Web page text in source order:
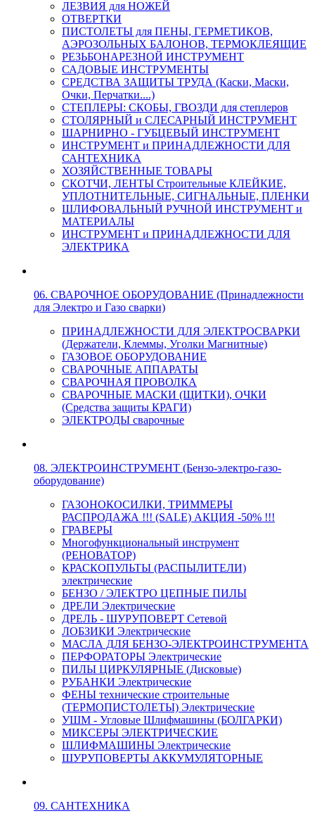
ЛЕЗВИЯ для НОЖЕЙ
ОТВЕРТКИ
ПИСТОЛЕТЫ для ПЕНЫ, ГЕРМЕТИКОВ,
АЭРОЗОЛЬНЫХ БАЛОНОВ, ТЕРМОКЛЕЯЩИЕ
РЕЗЬБОНАРЕЗНОЙ ИНСТРУМЕНТ
САДОВЫЕ ИНСТРУМЕНТЫ
СРЕДСТВА ЗАЩИТЫ ТРУДА (Каски, Маски,
Очки, Перчатки....)
СТЕПЛЕРЫ: СКОБЫ, ГВОЗДИ для степлеров
СТОЛЯРНЫЙ и СЛЕСАРНЫЙ ИНСТРУМЕНТ
ШАРНИРНО - ГУБЦЕВЫЙ ИНСТРУМЕНТ
ИНСТРУМЕНТ и ПРИНАДЛЕЖНОСТИ ДЛЯ
САНТЕХНИКА
ХОЗЯЙСТВЕННЫЕ ТОВАРЫ
СКОТЧИ, ЛЕНТЫ Строительные КЛЕЙКИЕ,
УПЛОТНИТЕЛЬНЫЕ, СИГНАЛЬНЫЕ, ПЛЕНКИ
ШЛИФОВАЛЬНЫЙ РУЧНОЙ ИНСТРУМЕНТ и
МАТЕРИАЛЫ
ИНСТРУМЕНТ и ПРИНАДЛЕЖНОСТИ ДЛЯ
ЭЛЕКТРИКА
06. СВАРОЧНОЕ ОБОРУДОВАНИЕ (Принадлежности
для Электро и Газо сварки)
ПРИНАДЛЕЖНОСТИ ДЛЯ ЭЛЕКТРОСВАРКИ
(Держатели, Клеммы, Уголки Магнитные)
ГАЗОВОЕ ОБОРУДОВАНИЕ
СВАРОЧНЫЕ АППАРАТЫ
СВАРОЧНАЯ ПРОВОЛКА
СВАРОЧНЫЕ МАСКИ (ЩИТКИ), ОЧКИ
(Средства защиты КРАГИ)
ЭЛЕКТРОДЫ сварочные
08. ЭЛЕКТРОИНСТРУМЕНТ (Бензо-электро-газо-
оборудование)
ГАЗОНОКОСИЛКИ, ТРИММЕРЫ
РАСПРОДАЖА !!! (SALE) АКЦИЯ -50% !!!
ГРАВЕРЫ
Многофункциональный инструмент
(РЕНОВАТОР)
КРАСКОПУЛЬТЫ (РАСПЫЛИТЕЛИ)
электрические
БЕНЗО / ЭЛЕКТРО ЦЕПНЫЕ ПИЛЫ
ДРЕЛИ Электрические
ДРЕЛЬ - ШУРУПОВЕРТ Сетевой
ЛОБЗИКИ Электрические
МАСЛА ДЛЯ БЕНЗО-ЭЛЕКТРОИНСТРУМЕНТА
ПЕРФОРАТОРЫ Электрические
ПИЛЫ ЦИРКУЛЯРНЫЕ (Дисковые)
РУБАНКИ Электрические
ФЕНЫ технические строительные
(ТЕРМОПИСТОЛЕТЫ) Электрические
УШМ - Угловые Шлифмашины (БОЛГАРКИ)
МИКСЕРЫ ЭЛЕКТРИЧЕСКИЕ
ШЛИФМАШИНЫ Электрические
ШУРУПОВЕРТЫ АККУМУЛЯТОРНЫЕ
09. САНТЕХНИКА